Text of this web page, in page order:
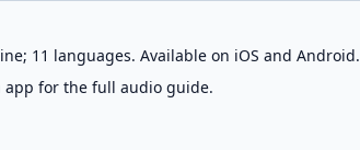
11 languages. Available on iOS and Android.
app for the full audio guide.